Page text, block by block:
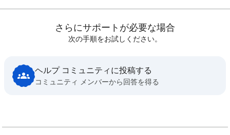
さらにサポートが必要な場合
次の手順をお試しください。
ヘルプ コミュニティに投稿する
コミュニティ メンバーから回答を得る